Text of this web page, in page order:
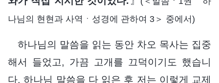
나님의 현현과 사역ㆍ성경에 관하여 3＞ 중에서)
하나님의 말씀을 읽는 동안 차오 목사는 집중
해서 들었고, 가끔 고개를 끄덕이기도 했습니
다. 하나님 말씀을 다 읽은 후 저는 이렇게 교제